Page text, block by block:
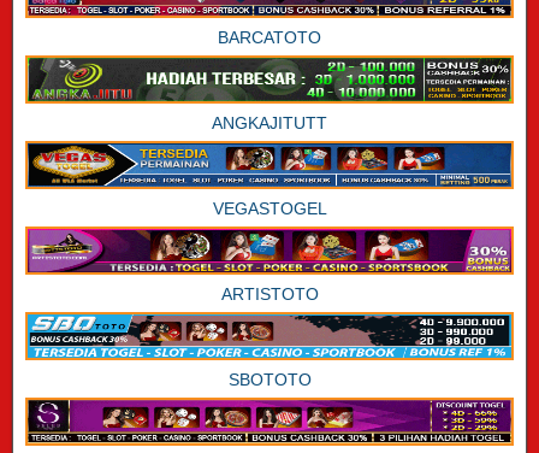
BARCATOTO
ANGKAJITUTT
VEGASTOGEL
ARTISTOTO
SBOTOTO